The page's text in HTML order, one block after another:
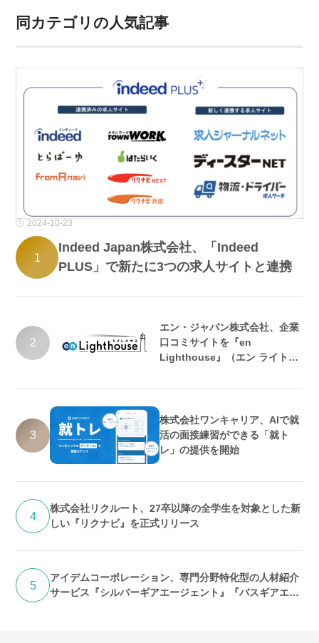
同カテゴリの人気記事
2024-10-23
1
Indeed Japan株式会社、「Indeed
PLUS」で新たに3つの求人サイトと連携
2
エン・ジャパン株式会社、企業
口コミサイトを『en
Lighthouse』（エン ライトハ
3
株式会社ワンキャリア、AIで就
活の面接練習ができる「就ト
レ」の提供を開始
4
株式会社リクルート、27卒以降の全学生を対象とした新
しい『リクナビ』を正式リリース
5
アイデムコーポレーション、専門分野特化型の人材紹介
サービス『シルバーギアエージェント』『バスギアエー